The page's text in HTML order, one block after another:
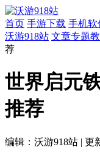
首页 手游下载 手机软
沃游918站 文章专题
荐
世界启元
推荐
编辑：沃游918站 | 更